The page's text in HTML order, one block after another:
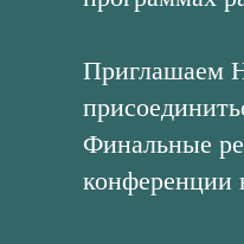
Приглашаем
Финальные
конференции